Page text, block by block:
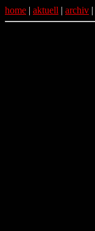
home | aktuell | archiv |